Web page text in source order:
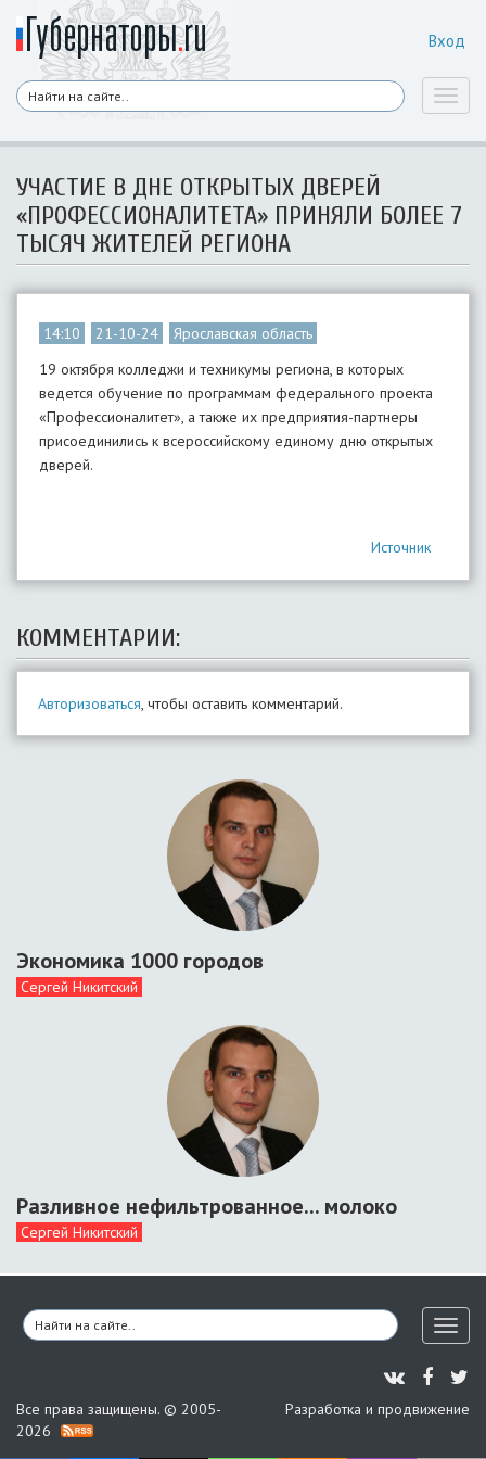
Вход
​УЧАСТИЕ В ДНЕ ОТКРЫТЫХ ДВЕРЕЙ
«ПРОФЕССИОНАЛИТЕТА» ПРИНЯЛИ БОЛЕЕ 7
ТЫСЯЧ ЖИТЕЛЕЙ РЕГИОНА
14:10 21-10-24
Ярославская область
19 октября колледжи и техникумы региона, в которых
ведется обучение по программам федерального проекта
«Профессионалитет», а также их предприятия-партнеры
присоединились к всероссийскому единому дню открытых
дверей.
Источник
КОММЕНТАРИИ:
Авторизоваться, чтобы оставить комментарий.
Экономика 1000 городов
Сергей Никитский
Разливное нефильтрованное... молоко
Сергей Никитский
Все права защищены. © 2005-
2026
Разработка и продвижение